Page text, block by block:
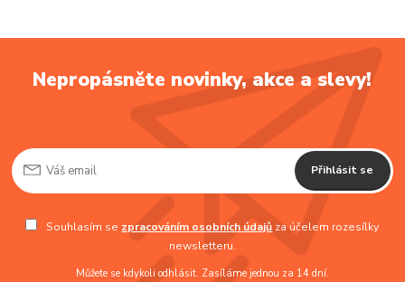
Nepropásněte novinky, akce a slevy!
Přihlásit se
Souhlasím se zpracováním osobních údajů za účelem rozesílky
newsletteru.
Můžete se kdykoli odhlásit. Zasíláme jednou za 14 dní.